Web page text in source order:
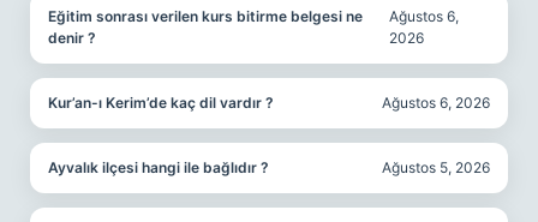
Eğitim sonrası verilen kurs bitirme belgesi ne
denir ?
Ağustos 6,
2026
Kur’an-ı Kerim’de kaç dil vardır ? Ağustos 6, 2026
Ayvalık ilçesi hangi ile bağlıdır ? Ağustos 5, 2026